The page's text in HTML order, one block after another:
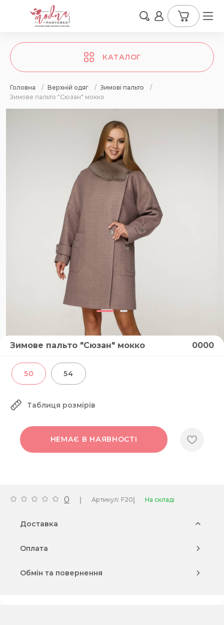
КАТАЛОГ
Головна / Верхній одяг / Зимові пальто
/
Зимове пальто "Сюзан" мокко
Зимове пальто "Сюзан" мокко 0000
50 54
Таблиця розмірів
НЕМАЄ В НАЯВНОСТІ
0 | Артикул: F20| На складі
Доставка
Оплата
Обмін та повернення